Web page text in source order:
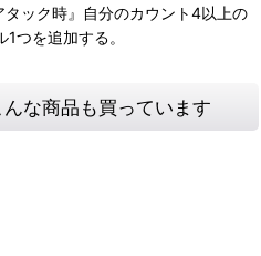
ック時』自分のカウント4以上の
つを追加する。
な商品も買っています